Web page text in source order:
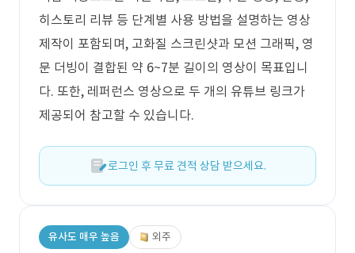
히스토리 리뷰 등 단계별 사용 방법을 설명하는 영상
제작이 포함되며, 고화질 스크린샷과 모션 그래픽, 영
문 더빙이 결합된 약 6~7분 길이의 영상이 목표입니
다. 또한, 레퍼런스 영상으로 두 개의 유튜브 링크가
제공되어 참고할 수 있습니다.
로그인 후 무료 견적 상담 받으세요.
유사도 매우 높음 외주